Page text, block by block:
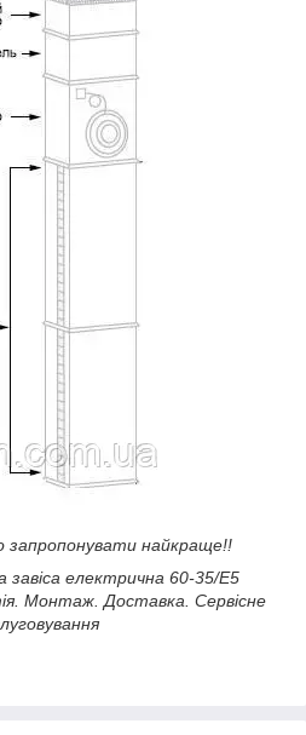
найкраще!!
електрична 60-35/Е5
Монтаж. Доставка. Сервісне